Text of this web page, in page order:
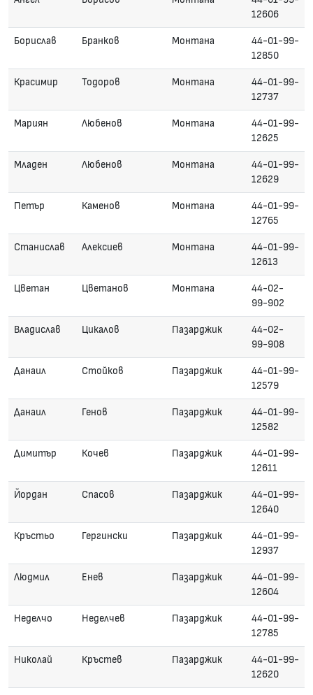
12606
Борислав Бранков Монтана
44-01-99-
12850
Красимир Тодоров Монтана
44-01-99-
12737
Мариян Любенов Монтана
44-01-99-
12625
Младен Любенов Монтана
44-01-99-
12629
Петър Каменов Монтана
44-01-99-
12765
Станислав Алексиев Монтана
44-01-99-
12613
Цветан Цветанов Монтана
44-02-
99-902
Владислав Цикалов Пазарджик
44-02-
99-908
Данаил Стойков Пазарджик
44-01-99-
12579
Данаил Генов Пазарджик
44-01-99-
12582
Димитър Кочев Пазарджик
44-01-99-
12611
Йордан Спасов Пазарджик
44-01-99-
12640
Кръстьо Гергински Пазарджик
44-01-99-
12937
Людмил Енев Пазарджик
44-01-99-
12604
Неделчо Неделчев Пазарджик
44-01-99-
12785
Николай Кръстев Пазарджик
44-01-99-
12620